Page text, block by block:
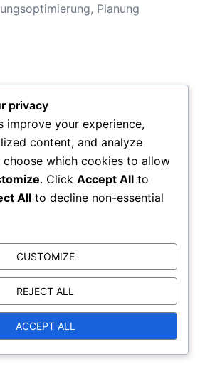
Planung
Preise
privacy
improve your experience,
content, and analyze
which cookies to allow
. Click Accept All to
All to decline non-essential
CUSTOMIZE
REJECT ALL
ACCEPT ALL